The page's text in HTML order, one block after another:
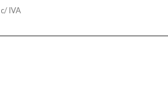
c/ IVA